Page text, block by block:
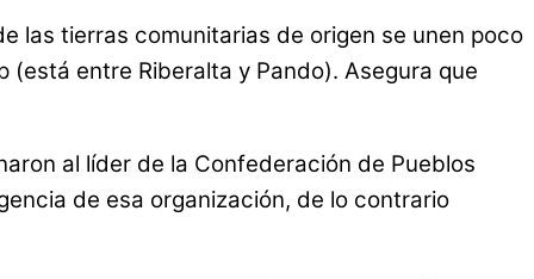
las tierras comunitarias de origen se unen poco
(está entre Riberalta y Pando). Asegura que
al líder de la Confederación de Pueblos
de esa organización, de lo contrario